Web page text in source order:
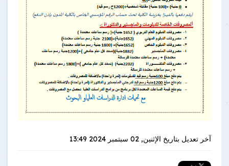
آخر تعديل بتاريخ الإثنين, 02 سبتمبر 2024 13:49